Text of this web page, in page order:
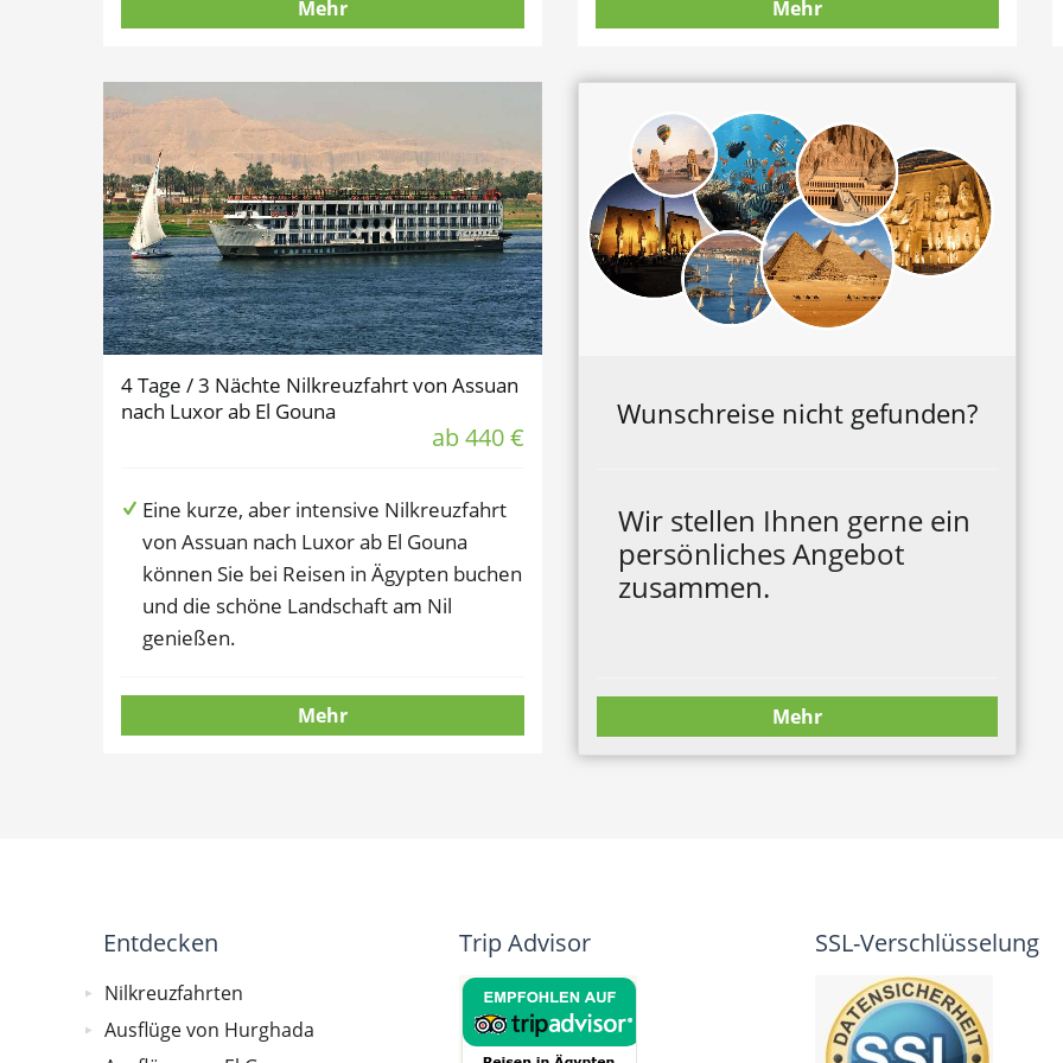
Mehr Mehr
4 Tage / 3 Nächte Nilkreuzfahrt von Assuan
nach Luxor ab El Gouna
ab 440 €
Eine kurze, aber intensive Nilkreuzfahrt
von Assuan nach Luxor ab El Gouna
können Sie bei Reisen in Ägypten buchen
und die schöne Landschaft am Nil
genießen.
Mehr
Wunschreise nicht gefunden?
Wir stellen Ihnen gerne ein
persönliches Angebot
zusammen.
Mehr
Entdecken
Nilkreuzfahrten
Ausflüge von Hurghada
Trip Advisor SSL-Verschlüsselung